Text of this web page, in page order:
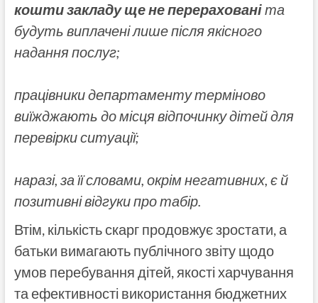
кошти закладу ще не перерахованіта
будуть виплачені лише після якісного
надання послуг;
працівники департаменту терміново
виїжджають до місця відпочинку дітей для
перевірки ситуації;
наразі, за її словами, окрім негативних, є й
позитивні відгуки про табір.
Втім, кількість скарг продовжує зростати, а
батьки вимагають публічного звіту щодо
умов перебування дітей, якості харчування
та ефективності використання бюджетних